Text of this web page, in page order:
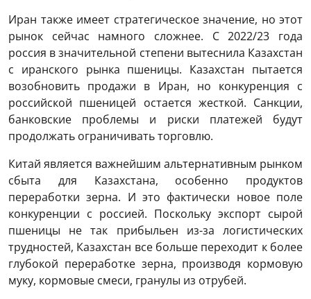
Иран также имеет стратегическое значение, но этот
рынок сейчас намного сложнее. С 2022/23 года
россия в значительной степени вытеснила Казахстан
с иранского рынка пшеницы. Казахстан пытается
возобновить продажи в Иран, но конкуренция с
российской пшеницей остается жесткой. Санкции,
банковские проблемы и риски платежей будут
продолжать ограничивать торговлю.
Китай является важнейшим альтернативным рынком
сбыта для Казахстана, особенно продуктов
переработки зерна. И это фактически новое поле
конкуренции с россией. Поскольку экспорт сырой
пшеницы не так прибыльен из-за логистических
трудностей, Казахстан все больше переходит к более
глубокой переработке зерна, производя кормовую
муку, кормовые смеси, гранулы из отрубей.